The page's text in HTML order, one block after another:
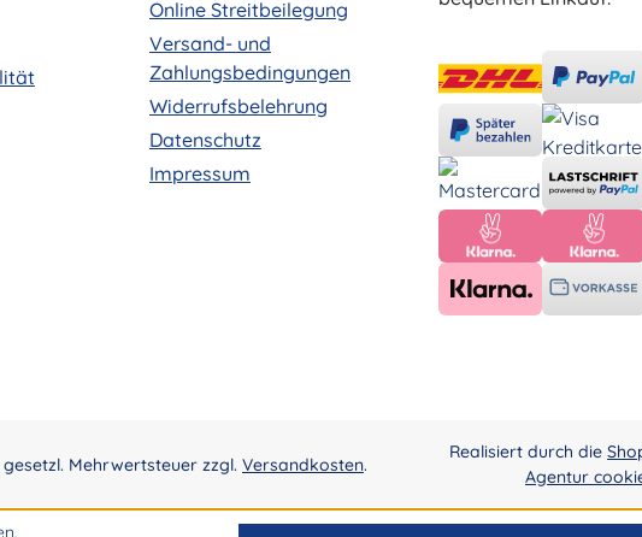
Online Streitbeilegung
Versand- und
Zahlungsbedingungen
Widerrufsbelehrung
Datenschutz
Impressum
gesetzl. Mehrwertsteuer zzgl. Versandkosten.
Realisiert durch die
Agentur